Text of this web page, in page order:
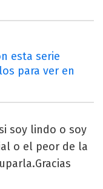
esta serie
para ver en
soy lindo o soy
o el peor de la